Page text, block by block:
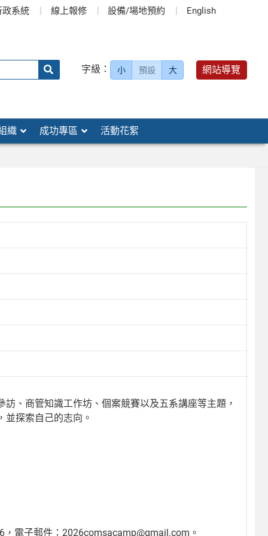
政系統 線上報修 設備/場地預約 English
字級： 小 預設 大 網站導覽
織 成功專區 活動花絮
、商管知識工作坊、個案競賽以及五系講座等主題，
探索自己的志向。
電子郵件：2026comsacamp@gmail.com。